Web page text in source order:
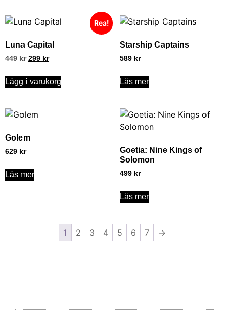
Rea!
Luna Capital
449kr 299 kr
Lägg i varukorg
Starship Captains
589 kr
Läs mer
Golem
629 kr
Läs mer
Goetia: Nine Kings of
Solomon
499 kr
Läs mer
1 2 3 4 5 6 7 →